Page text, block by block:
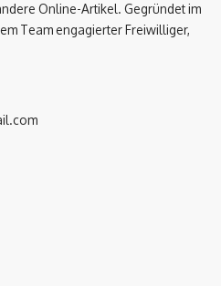
Online-Artikel. Gegründet im
Team engagierter Freiwilliger,